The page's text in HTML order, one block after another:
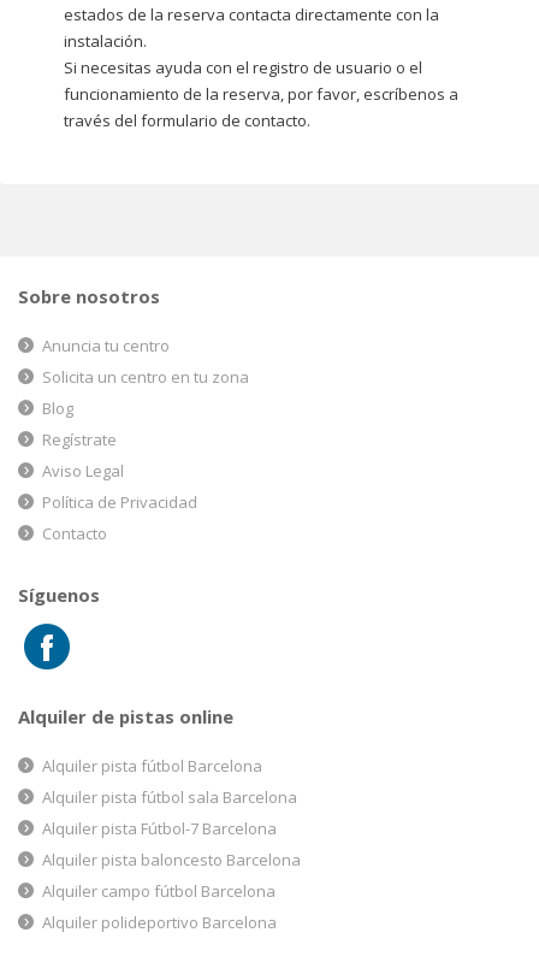
estados de la reserva contacta directamente con la
instalación.
Si necesitas ayuda con el registro de usuario o el
funcionamiento de la reserva, por favor, escríbenos a
través del formulario de contacto.
Sobre nosotros
Anuncia tu centro
Solicita un centro en tu zona
Blog
Regístrate
Aviso Legal
Política de Privacidad
Contacto
Síguenos
Alquiler de pistas online
Alquiler pista fútbol Barcelona
Alquiler pista fútbol sala Barcelona
Alquiler pista Fútbol-7 Barcelona
Alquiler pista baloncesto Barcelona
Alquiler campo fútbol Barcelona
Alquiler polideportivo Barcelona